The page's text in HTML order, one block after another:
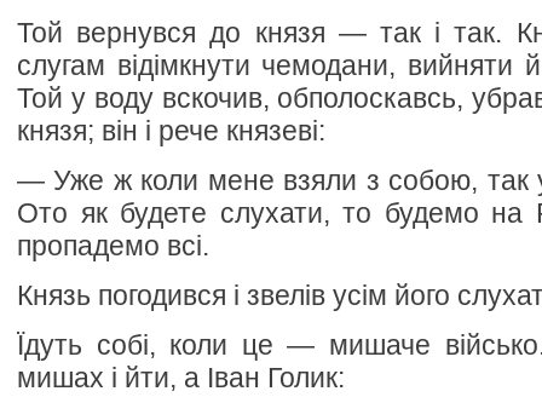
Той вернувся до князя — так і так.
слугам відімкнути чемодани, вийняти
Той у воду вскочив, обполоскавсь,
князя; він і рече князеві:
— Уже ж коли мене взяли з собою, так
Ото як будете слухати, то будемо
пропадемо всі.
Князь погодився і звелів усім його
Їдуть собі, коли це — мишаче
мишах і йти, а Іван Голик: